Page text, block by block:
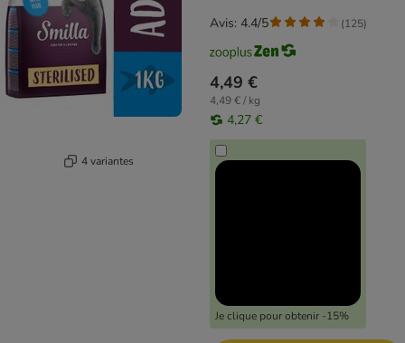
4 variantes
4,49 €
4,49 € / kg
4,27 €
Je clique pour obtenir -15%
Avis: 4.4/5 (125)